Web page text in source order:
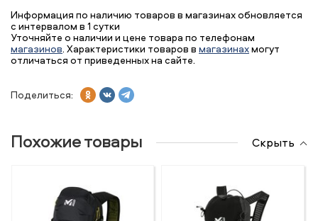
Информация по наличию товаров в магазинах обновляется
с интервалом в 1 сутки
Уточняйте о наличии и цене товара по телефонам
магазинов. Характеристики товаров в магазинахмогут
отличаться от приведенных на сайте.
Поделиться:
Похожие товары Скрыть